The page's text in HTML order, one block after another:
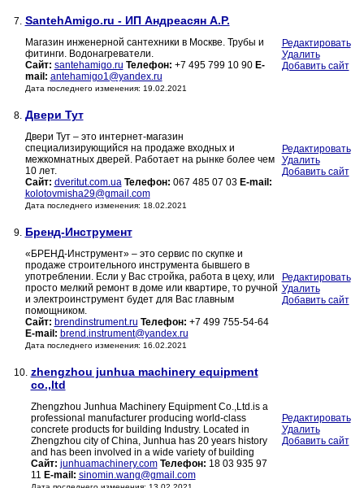
7. SantehAmigo.ru - ИП Андреасян А.Р.
Магазин инженерной сантехники в Москве. Трубы и
фитинги. Водонагреватели.
Сайт: santehamigo.ru Телефон: +7 495 799 10 90 E-
mail: antehamigo1@yandex.ru
Дата последнего изменения: 19.02.2021
Редактировать
Удалить
Добавить сайт
8. Двери Тут
Двери Тут – это интернет-магазин
специализирующийся на продаже входных и
межкомнатных дверей. Работает на рынке более чем
10 лет.
Сайт: dveritut.com.ua Телефон: 067 485 07 03 E-mail:
kolotovmisha29@gmail.com
Дата последнего изменения: 18.02.2021
Редактировать
Удалить
Добавить сайт
9. Бренд-Инструмент
«БРЕНД-Инструмент» – это сервис по скупке и
продаже строительного инструмента бывшего в
употреблении. Если у Вас стройка, работа в цеху, или
просто мелкий ремонт в доме или квартире, то ручной
и электроинструмент будет для Вас главным
помощником.
Сайт: brendinstrument.ru Телефон: +7 499 755-54-64
E-mail: brend.instrument@yandex.ru
Дата последнего изменения: 16.02.2021
Редактировать
Удалить
Добавить сайт
10. zhengzhou junhua machinery equipment
co.,ltd
Zhengzhou Junhua Machinery Equipment Co.,Ltd.is a
professional manufacturer producing world-class
concrete products for building Industry. Located in
Zhengzhou city of China, Junhua has 20 years history
and has been involved in a wide variety of building
Сайт: junhuamachinery.com Телефон: 18 03 935 97
11 E-mail: sinomin.wang@gmail.com
Редактировать
Удалить
Добавить сайт